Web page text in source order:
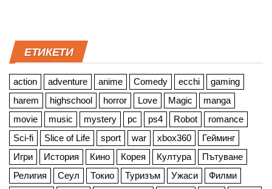
ЕТИКЕТИ
action adventure anime Comedy ecchi
gaming
harem
highschool horror Love Magic
manga
movie
music mystery pc ps4 Robot
romance
Sci-fi
Slice of Life sport war xbox360
Гейминг
Игри
История Кино Корея Култура
Пътуване
Религия
Сеул Токио Туризъм Ужаси Филми